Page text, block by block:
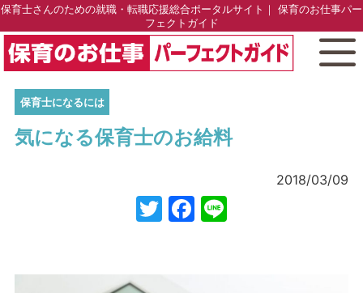
保育士さんのための就職・転職応援総合ポータルサイト｜ 保育のお仕事パー
フェクトガイド
保育士になるには
気になる保育士のお給料
2018/03/09
TwitterFacebook